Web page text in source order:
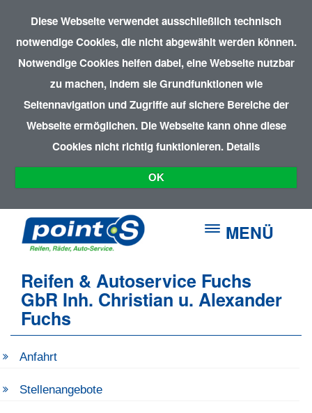
Diese Webseite verwendet ausschließlich technisch
notwendige Cookies, die nicht abgewählt werden können.
Notwendige Cookies helfen dabei, eine Webseite nutzbar
zu machen, indem sie Grundfunktionen wie
Seitennavigation und Zugriffe auf sichere Bereiche der
Webseite ermöglichen. Die Webseite kann ohne diese
Cookies nicht richtig funktionieren. Details
OK
MENÜ
Reifen & Autoservice Fuchs
GbR Inh. Christian u. Alexander
Fuchs
Anfahrt
Stellenangebote